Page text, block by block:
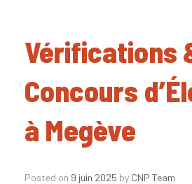
Vérifications
Concours
à Megève
Posted on 9 juin 2025 by CNP Team